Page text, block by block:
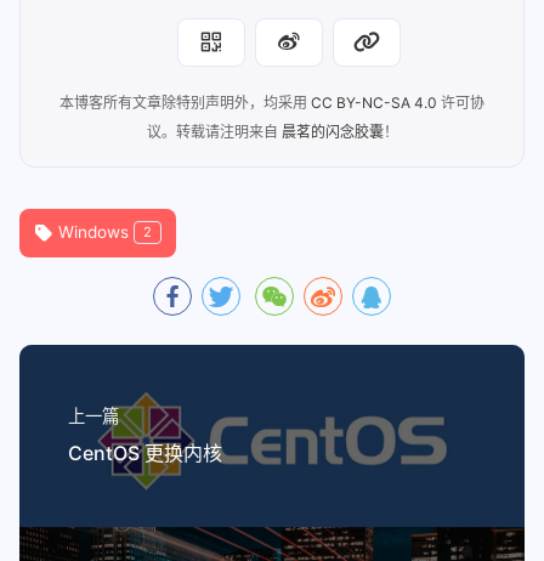
本博客所有文章除特别声明外，均采用 CC BY-NC-SA 4.0 许可协
议。转载请注明来自 晨茗的闪念胶囊！
Windows 2
上一篇
CentOS 更换内核